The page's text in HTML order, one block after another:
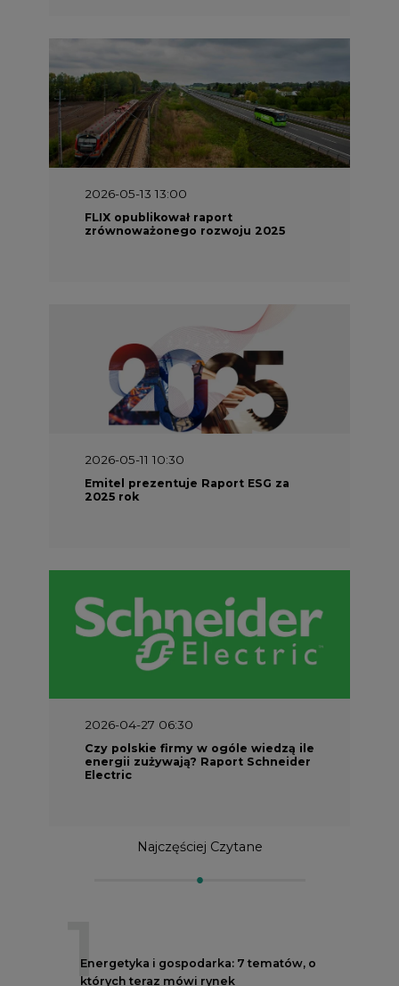
2026-05-13 13:00
FLIX opublikował raport
zrównoważonego rozwoju 2025
2026-05-11 10:30
Emitel prezentuje Raport ESG za
2025 rok
2026-04-27 06:30
Czy polskie firmy w ogóle wiedzą ile
energii zużywają? Raport Schneider
Electric
Najczęściej Czytane
1
Energetyka i gospodarka: 7 tematów, o
których teraz mówi rynek